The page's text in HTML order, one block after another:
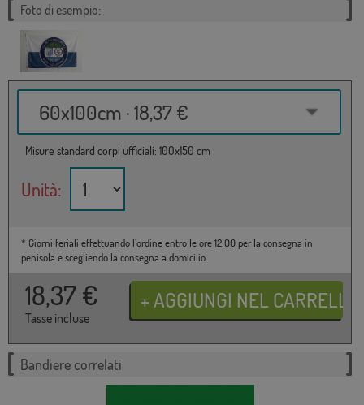
Foto di esempio:
60x100cm · 18,37 €
Misure standard corpi ufficiali: 100x150 cm
Unità:
* Giorni feriali effettuando l'ordine entro le ore 12:00 per la consegna in
penisola e scegliendo la consegna a domicilio.
18,37 €
Tasse incluse
Bandiere correlati